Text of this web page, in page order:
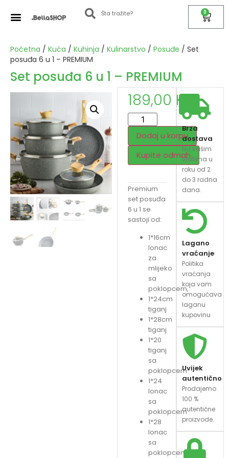
0
Početna / Kuća / Kuhinja / Kulinarstvo / Posuđe / Set
posuđa 6 u 1 – PREMIUM
Set posuđa 6 u 1 – PREMIUM
189,00 KM
Dodaj u korpu
Kupite odmah
Premium
set posuđa
6 u 1 se
sastoji od:
1*16cm
lonac
za
mlijeko
sa
poklopcem,
1*24cm
tiganj
1*28cm
tiganj
1*20
tiganj
sa
poklopcem
1*24
lonac
sa
poklopcem
1*28
lonac
sa
poklopcem
Brza
dostava
Na vašim
vratima u
roku od 2
do 3 radna
dana.
Lagano
vraćanje
Politika
vraćanja
koja vam
omogućava
laganu
kupovinu
Uvijek
autentično
Prodajemo
100 %
autentične
proizvode.